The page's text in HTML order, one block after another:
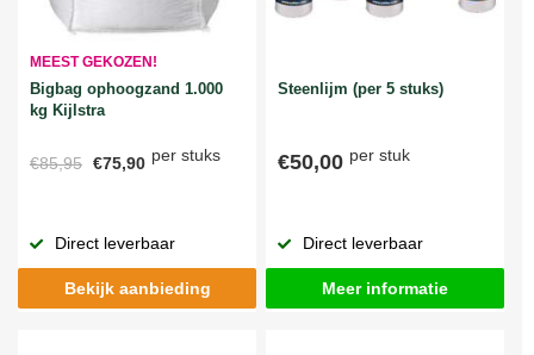
MEEST GEKOZEN!
Bigbag ophoogzand 1.000
kg Kijlstra
€85,95 €75,90 per stuks
Direct leverbaar
Bekijk aanbieding
Steenlijm (per 5 stuks)
€50,00 per stuk
Direct leverbaar
Meer informatie